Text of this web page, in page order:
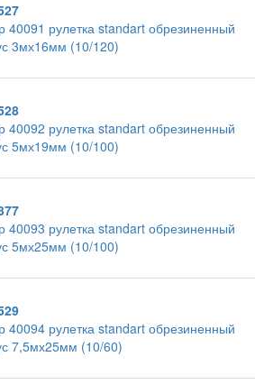
40091 рулетка standart обрезиненный
3мх16мм (10/120)
40092 рулетка standart обрезиненный
5мх19мм (10/100)
40093 рулетка standart обрезиненный
5мх25мм (10/100)
40094 рулетка standart обрезиненный
7,5мх25мм (10/60)